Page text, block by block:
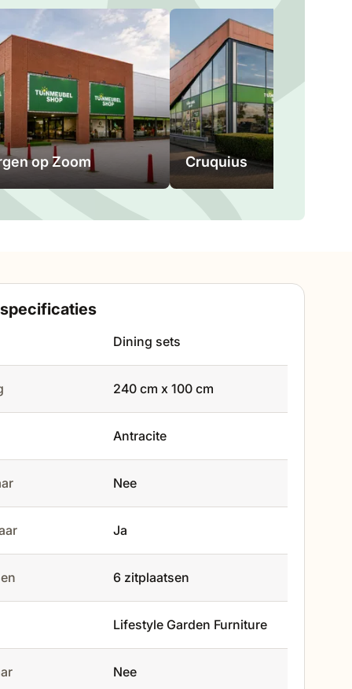
op Zoom Cruquius
Dining sets
240 cm x 100 cm
Antracite
Nee
Ja
6 zitplaatsen
Lifestyle Garden Furniture
Nee